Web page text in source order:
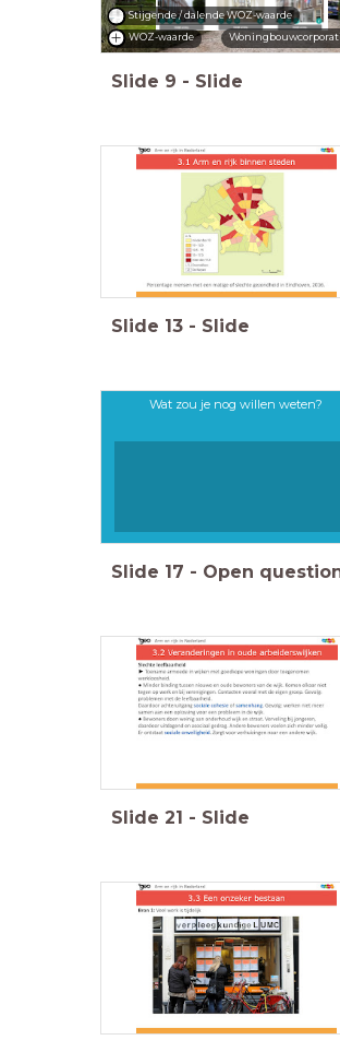
WOZ-waarde
Stijgende / dalende WOZ-waarde
Slide 9 - Slide
Slide 13 - Slide
Wat zou je nog willen weten?
Slide 17 - Open
Slide 21 - Slide